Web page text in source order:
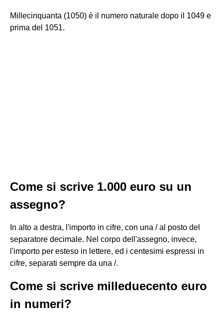
Millecinquanta (1050) è il numero naturale dopo il 1049 e
prima del 1051.
Come si scrive 1.000 euro su un
assegno?
In alto a destra, l'importo in cifre, con una / al posto del
separatore decimale. Nel corpo dell'assegno, invece,
l'importo per esteso in lettere, ed i centesimi espressi in
cifre, separati sempre da una /.
Come si scrive milleduecento euro
in numeri?